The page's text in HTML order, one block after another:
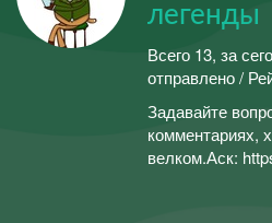
легенды
Всего 13, за
отправлено /
Задавайте
комментариях,
велком.Аск: